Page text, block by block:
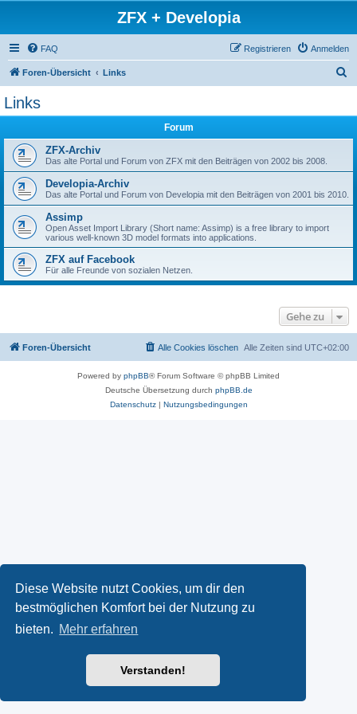
Diese Website nutzt Cookies, um dir den
bestmöglichen Komfort bei der Nutzung zu
bieten. Mehr erfahren
Verstanden!
ZFX + Developia
FAQ Anmelden
Registrieren
Foren-Übersicht Links
Links
Forum
ZFX-Archiv
Das alte Portal und Forum von ZFX mit den Beiträgen von 2002 bis 2008.
Developia-Archiv
Das alte Portal und Forum von Developia mit den Beiträgen von 2001 bis 2010.
Assimp
Open Asset Import Library (Short name: Assimp) is a free library to import
various well-known 3D model formats into applications.
ZFX auf Facebook
Für alle Freunde von sozialen Netzen.
Gehe zu
Foren-Übersicht Alle Zeiten sind UTC+02:00
Alle Cookies löschen
Powered by phpBB® Forum Software © phpBB Limited
Deutsche Übersetzung durch phpBB.de
Datenschutz| Nutzungsbedingungen